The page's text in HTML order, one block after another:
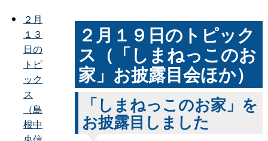
２月１９日のトピック
ス（「しまねっこのお
家」お披露目会ほか）
「しまねっこのお家」を
お披露目しました
２月
１３
日の
トピ
ック
ス
（島
根中